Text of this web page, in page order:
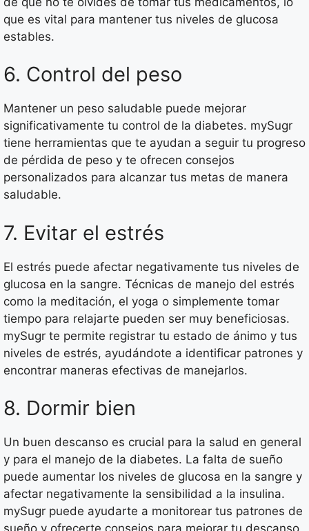
que es vital para mantener tus niveles de glucosa
estables.
6. Control del peso
Mantener un peso saludable puede mejorar
significativamente tu control de la diabetes. mySugr
tiene herramientas que te ayudan a seguir tu progreso
de pérdida de peso y te ofrecen consejos
personalizados para alcanzar tus metas de manera
saludable.
7. Evitar el estrés
El estrés puede afectar negativamente tus niveles de
glucosa en la sangre. Técnicas de manejo del estrés
como la meditación, el yoga o simplemente tomar
tiempo para relajarte pueden ser muy beneficiosas.
mySugr te permite registrar tu estado de ánimo y tus
niveles de estrés, ayudándote a identificar patrones y
encontrar maneras efectivas de manejarlos.
8. Dormir bien
Un buen descanso es crucial para la salud en general
y para el manejo de la diabetes. La falta de sueño
puede aumentar los niveles de glucosa en la sangre y
afectar negativamente la sensibilidad a la insulina.
mySugr puede ayudarte a monitorear tus patrones de